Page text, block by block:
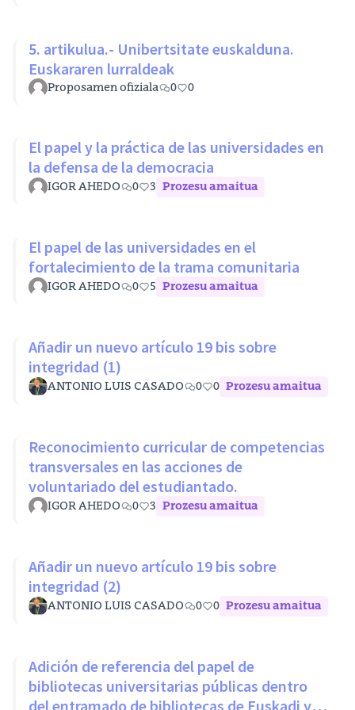
5. artikulua.- Unibertsitate euskalduna.
Euskararen lurraldeak
Proposamen ofiziala 0 0
El papel y la práctica de las universidades en
la defensa de la democracia
IGOR AHEDO 0 3 Prozesu amaitua
El papel de las universidades en el
fortalecimiento de la trama comunitaria
IGOR AHEDO 0 5 Prozesu amaitua
Añadir un nuevo artículo 19 bis sobre
integridad (1)
ANTONIO LUIS CASADO 0 0 Prozesu amaitua
Reconocimiento curricular de competencias
transversales en las acciones de
voluntariado del estudiantado.
IGOR AHEDO 0 3 Prozesu amaitua
Añadir un nuevo artículo 19 bis sobre
integridad (2)
ANTONIO LUIS CASADO 0 0 Prozesu amaitua
Adición de referencia del papel de
bibliotecas universitarias públicas dentro
del entramado de bibliotecas de Euskadi y